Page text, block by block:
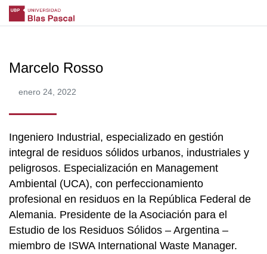
Marcelo Rosso
enero 24, 2022
Ingeniero Industrial, especializado en gestión
integral de residuos sólidos urbanos, industriales y
peligrosos. Especialización en Management
Ambiental (UCA), con perfeccionamiento
profesional en residuos en la República Federal de
Alemania. Presidente de la Asociación para el
Estudio de los Residuos Sólidos – Argentina –
miembro de ISWA International Waste Manager.